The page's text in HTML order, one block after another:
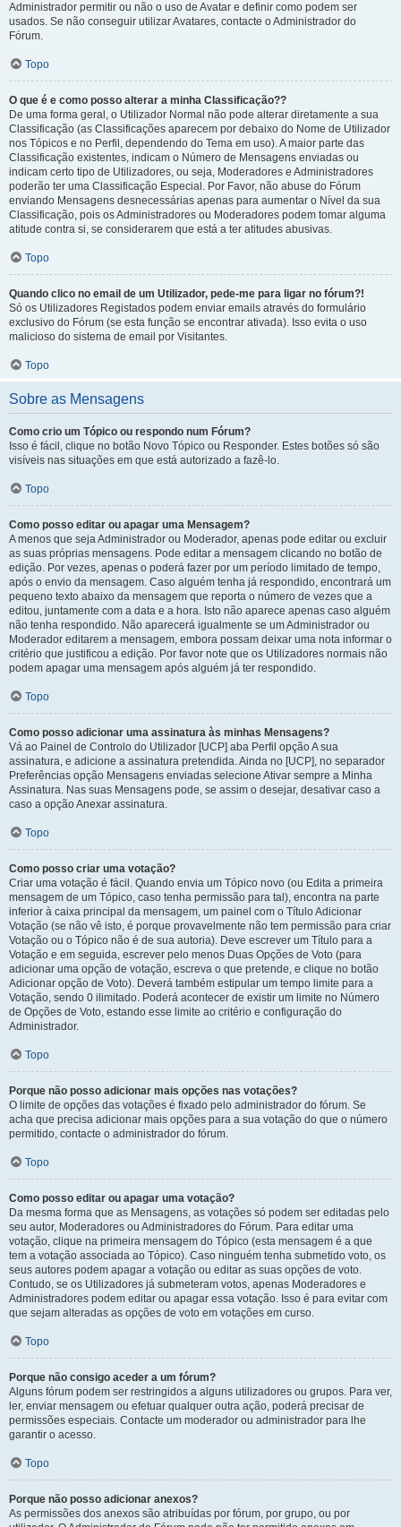
Administrador permitir ou não o uso de Avatar e definir como podem ser
usados. Se não conseguir utilizar Avatares, contacte o Administrador do
Fórum.
Topo
O que é e como posso alterar a minha Classificação??
De uma forma geral, o Utilizador Normal não pode alterar diretamente a sua
Classificação (as Classificações aparecem por debaixo do Nome de Utilizador
nos Tópicos e no Perfil, dependendo do Tema em uso). A maior parte das
Classificação existentes, indicam o Número de Mensagens enviadas ou
indicam certo tipo de Utilizadores, ou seja, Moderadores e Administradores
poderão ter uma Classificação Especial. Por Favor, não abuse do Fórum
enviando Mensagens desnecessárias apenas para aumentar o Nível da sua
Classificação, pois os Administradores ou Moderadores podem tomar alguma
atitude contra si, se considerarem que está a ter atitudes abusivas.
Topo
Quando clico no email de um Utilizador, pede-me para ligar no fórum?!
Só os Utilizadores Registados podem enviar emails através do formulário
exclusivo do Fórum (se esta função se encontrar ativada). Isso evita o uso
malicioso do sistema de email por Visitantes.
Topo
Sobre as Mensagens
Como crio um Tópico ou respondo num Fórum?
Isso é fácil, clique no botão Novo Tópico ou Responder. Estes botões só são
visíveis nas situações em que está autorizado a fazê-lo.
Topo
Como posso editar ou apagar uma Mensagem?
A menos que seja Administrador ou Moderador, apenas pode editar ou excluir
as suas próprias mensagens. Pode editar a mensagem clicando no botão de
edição. Por vezes, apenas o poderá fazer por um período limitado de tempo,
após o envio da mensagem. Caso alguém tenha já respondido, encontrará um
pequeno texto abaixo da mensagem que reporta o número de vezes que a
editou, juntamente com a data e a hora. Isto não aparece apenas caso alguém
não tenha respondido. Não aparecerá igualmente se um Administrador ou
Moderador editarem a mensagem, embora possam deixar uma nota informar o
critério que justificou a edição. Por favor note que os Utilizadores normais não
podem apagar uma mensagem após alguém já ter respondido.
Topo
Como posso adicionar uma assinatura às minhas Mensagens?
Vá ao Painel de Controlo do Utilizador [UCP] aba Perfil opção A sua
assinatura, e adicione a assinatura pretendida. Ainda no [UCP], no separador
Preferências opção Mensagens enviadas selecione Ativar sempre a Minha
Assinatura. Nas suas Mensagens pode, se assim o desejar, desativar caso a
caso a opção Anexar assinatura.
Topo
Como posso criar uma votação?
Criar uma votação é fácil. Quando envia um Tópico novo (ou Edita a primeira
mensagem de um Tópico, caso tenha permissão para tal), encontra na parte
inferior à caixa principal da mensagem, um painel com o Título Adicionar
Votação (se não vê isto, é porque provavelmente não tem permissão para criar
Votação ou o Tópico não é de sua autoria). Deve escrever um Título para a
Votação e em seguida, escrever pelo menos Duas Opções de Voto (para
adicionar uma opção de votação, escreva o que pretende, e clique no botão
Adicionar opção de Voto). Deverá também estipular um tempo limite para a
Votação, sendo 0 ilimitado. Poderá acontecer de existir um limite no Número
de Opções de Voto, estando esse limite ao critério e configuração do
Administrador.
Topo
Porque não posso adicionar mais opções nas votações?
O limite de opções das votações é fixado pelo administrador do fórum. Se
acha que precisa adicionar mais opções para a sua votação do que o número
permitido, contacte o administrador do fórum.
Topo
Como posso editar ou apagar uma votação?
Da mesma forma que as Mensagens, as votações só podem ser editadas pelo
seu autor, Moderadores ou Administradores do Fórum. Para editar uma
votação, clique na primeira mensagem do Tópico (esta mensagem é a que
tem a votação associada ao Tópico). Caso ninguém tenha submetido voto, os
seus autores podem apagar a votação ou editar as suas opções de voto.
Contudo, se os Utilizadores já submeteram votos, apenas Moderadores e
Administradores podem editar ou apagar essa votação. Isso é para evitar com
que sejam alteradas as opções de voto em votações em curso.
Topo
Porque não consigo aceder a um fórum?
Alguns fórum podem ser restringidos a alguns utilizadores ou grupos. Para ver,
ler, enviar mensagem ou efetuar qualquer outra ação, poderá precisar de
permissões especiais. Contacte um moderador ou administrador para lhe
garantir o acesso.
Topo
Porque não posso adicionar anexos?
As permissões dos anexos são atribuídas por fórum, por grupo, ou por